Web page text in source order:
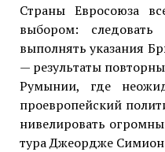
Страны Евросоюза
выбором:
выполнять указания
— результаты
Румынии, где
проевропейский
нивелировать
тура Джеордже